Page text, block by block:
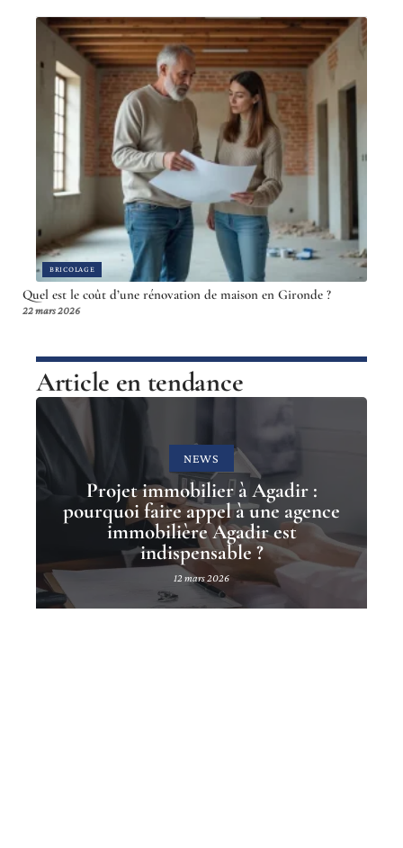
BRICOLAGE
Quel est le coût d’une rénovation de maison en Gironde ?
22 mars 2026
Article en tendance
NEWS
Projet immobilier à Agadir :
pourquoi faire appel à une agence
immobilière Agadir est
indispensable ?
12 mars 2026